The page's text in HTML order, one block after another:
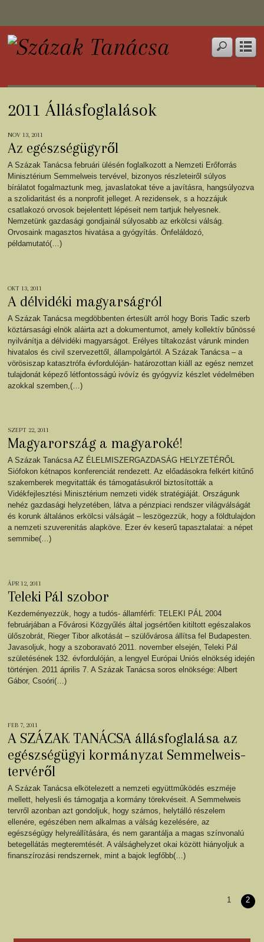
2011 Állásfoglalások
NOV 13, 2011
Az egészségügyről
A Százak Tanácsa februári ülésén foglalkozott a Nemzeti Erőforrás
Minisztérium Semmelweis tervével, bizonyos részleteiről súlyos
bírálatot fogalmaztunk meg, javaslatokat téve a javításra, hangsúlyozva
a szolidaritást és a nonprofit jelleget. A rezidensek, s a hozzájuk
csatlakozó orvosok bejelentett lépéseit nem tartjuk helyesnek.
Nemzetünk gazdasági gondjainál súlyosabb az erkölcsi válság.
Orvosaink magasztos hivatása a gyógyítás. Önfeláldozó,
példamutató(…)
OKT 13, 2011
A délvidéki magyarságról
A Százak Tanácsa megdöbbenten értesült arról hogy Boris Tadic szerb
köztársasági elnök aláirta azt a dokumentumot, amely kollektív bűnössé
nyilvánítja a délvidéki magyarságot. Erélyes tiltakozást várunk minden
hivatalos és civil szervezettől, állampolgártól. A Százak Tanácsa – a
vörösiszap katasztrófa évfordulóján- határozottan kiáll az egész nemzet
tulajdonát képező létfontosságú ivóvíz és gyógyvíz készlet védelmében
azokkal szemben,(…)
SZEPT 22, 2011
Magyarország a magyaroké!
A Százak Tanácsa AZ ÉLELMISZERGAZDASÁG HELYZETÉRŐL
Siófokon kétnapos konferenciát rendezett. Az előadásokra felkért kitűnő
szakemberek megvitatták és támogatásukról biztosították a
Vidékfejlesztési Minisztérium nemzeti vidék stratégiáját. Országunk
nehéz gazdasági helyzetében, látva a pénzpiaci rendszer világválságát
és korunk általános erkölcsi válságát – leszögezzük, hogy a földtulajdon
a nemzeti szuverenitás alapköve. Ezer év keserű tapasztalatai: a népet
semmibe(…)
ÁPR 12, 2011
Teleki Pál szobor
Kezdeményezzük, hogy a tudós- államférfi: TELEKI PÁL 2004
februárjában a Fővárosi Közgyűlés által jogsértően kitiltott egészalakos
ülőszobrát, Rieger Tibor alkotását – szülővárosa állítsa fel Budapesten.
Javasoljuk, hogy a szoboravató 2011. november elsején, Teleki Pál
születésének 132. évfordulóján, a lengyel Európai Uniós elnökség idején
történjen. 2011 április 7. A Százak Tanácsa soros elnöksége: Albert
Gábor, Csoóri(…)
FEB 7, 2011
A SZÁZAK TANÁCSA állásfoglalása az
egészségügyi kormányzat Semmelweis-
tervéről
A Százak Tanácsa elkötelezett a nemzeti együttműködés eszméje
mellett, helyesli és támogatja a kormány törekvéseit. A Semmelweis
tervről azonban azt gondoljuk, hogy számos, helytálló részelem
ellenére, egészében nem alkalmas a válság kezelésére, az
egészségügy helyreállítására, és nem garantálja a magas színvonalú
betegellátás megteremtését. A válsághelyzet okai között hiányoljuk a
finanszírozási rendszernek, mint a bajok legfőbb(…)
1 2